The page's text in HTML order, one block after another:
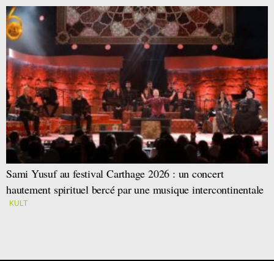
Sami Yusuf au festival Carthage 2026 : un concert
hautement spirituel bercé par une musique intercontinentale
KULT